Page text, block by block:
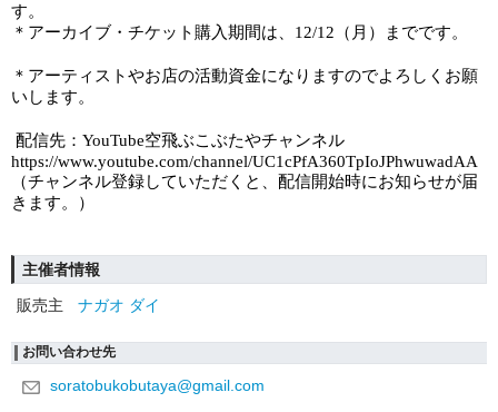
す。
＊アーカイブ・チケット購入期間は、 12/12（月） までです。
＊アーティストやお店の活動資金になりますのでよろしくお願
いします。
配信先： YouTube空飛ぶこぶたやチャンネル
https://www.youtube.com/channel/UC1cPfA360TpIoJPhwuwadAA
（チャンネル登録していただくと、配信開始時にお知らせが届
きます。）
主催者情報
販売主
ナガオ ダイ
お問い合わせ先
soratobukobutaya@gmail.com